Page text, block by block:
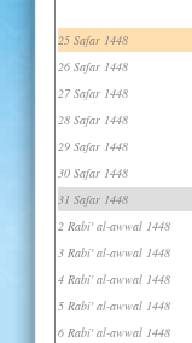
25 Safar 1448
26 Safar 1448
27 Safar 1448
28 Safar 1448
29 Safar 1448
30 Safar 1448
31 Safar 1448
2 Rabi' al-awwal 1448
3 Rabi' al-awwal 1448
4 Rabi' al-awwal 1448
5 Rabi' al-awwal 1448
6 Rabi' al-awwal 1448